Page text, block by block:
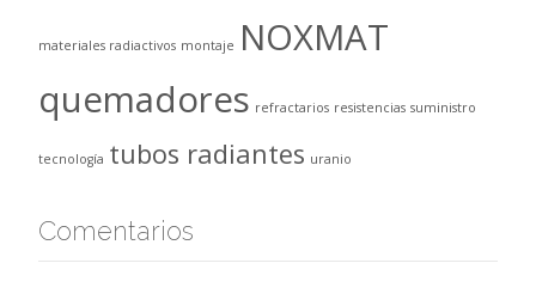
materiales radiactivos montaje NOXMAT
quemadores refractarios resistencias suministro
tecnología tubos radiantes uranio
Comentarios